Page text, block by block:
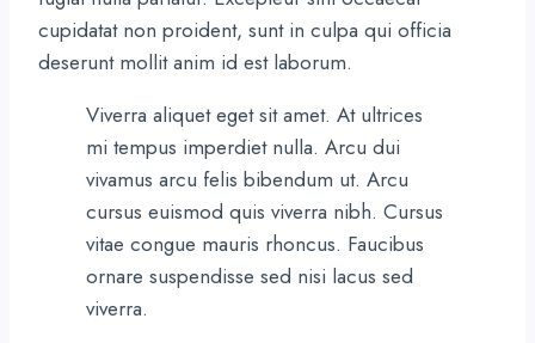
cupidatat non proident, sunt in culpa qui officia
deserunt mollit anim id est laborum.
Viverra aliquet eget sit amet. At ultrices
mi tempus imperdiet nulla. Arcu dui
vivamus arcu felis bibendum ut. Arcu
cursus euismod quis viverra nibh. Cursus
vitae congue mauris rhoncus. Faucibus
ornare suspendisse sed nisi lacus sed
viverra.